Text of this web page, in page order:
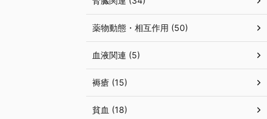
薬物動態・相互作用 (50)
血液関連 (5)
褥瘡 (15)
貧血 (18)